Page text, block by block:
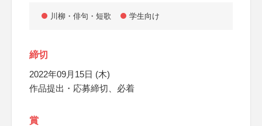
川柳・俳句・短歌 学生向け
締切
2022年09月15日 (木)
作品提出・応募締切、必着
賞